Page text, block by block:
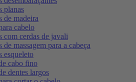
planas
de madeira
cabelo
com cerdas de javali
de massagem para a cabeça
esqueleto
cabo fino
dentes largos